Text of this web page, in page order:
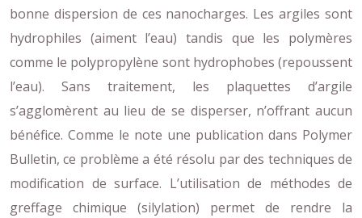
bonne dispersion de ces nanocharges. Les argiles sont
hydrophiles (aiment l’eau) tandis que les polymères
comme le polypropylène sont hydrophobes (repoussent
l’eau). Sans traitement, les plaquettes d’argile
s’agglomèrent au lieu de se disperser, n’offrant aucun
bénéfice. Comme le note une publication dans Polymer
Bulletin, ce problème a été résolu par des techniques de
modification de surface. L’utilisation de méthodes de
greffage chimique (silylation) permet de rendre la